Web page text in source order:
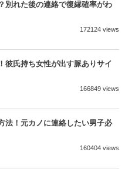
別れた後の連絡で復縁確率がわ
172124 views
彼氏持ち女性が出す脈ありサイ
166849 views
法！元カノに連絡したい男子必
160404 views